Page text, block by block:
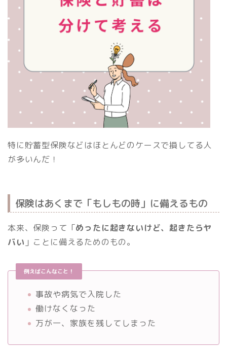
特に貯蓄型保険などはほとんどのケースで損してる人
が多いんだ！
保険はあくまで「もしもの時」に備えるもの
本来、保険って「めったに起きないけど、起きたらヤ
バい 」ことに備えるためのもの。
例えばこんなこと！
事故や病気で入院した
働けなくなった
万が一、家族を残してしまった